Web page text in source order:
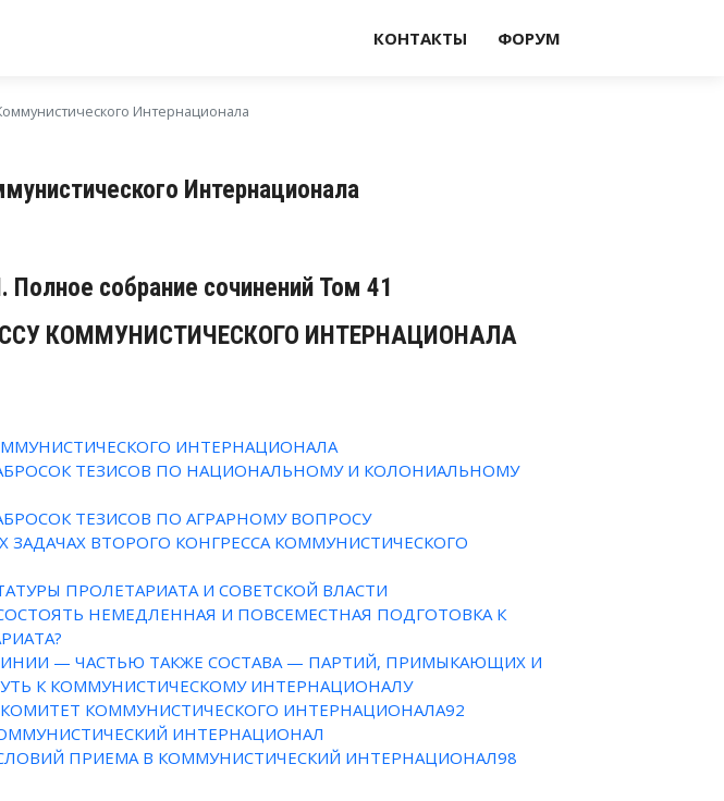
КОНТАКТЫ ФОРУМ
Интернационала
Интернационала
Полное собрание сочинений Том 41
КОММУНИСТИЧЕСКОГО ИНТЕРНАЦИОНАЛА
ИНТЕРНАЦИОНАЛА
ТЕЗИСОВ ПО НАЦИОНАЛЬНОМУ И КОЛОНИАЛЬНОМУ
ТЕЗИСОВ ПО АГРАРНОМУ ВОПРОСУ
ВТОРОГО КОНГРЕССА КОММУНИСТИЧЕСКОГО
ПРОЛЕТАРИАТА И СОВЕТСКОЙ ВЛАСТИ
НЕМЕДЛЕННАЯ И ПОВСЕМЕСТНАЯ ПОДГОТОВКА К
— ЧАСТЬЮ ТАКЖЕ СОСТАВА — ПАРТИЙ, ПРИМЫКАЮЩИХ И
К КОММУНИСТИЧЕСКОМУ ИНТЕРНАЦИОНАЛУ
КОММУНИСТИЧЕСКОГО ИНТЕРНАЦИОНАЛА92
ИНТЕРНАЦИОНАЛ
ПРИЕМА В КОММУНИСТИЧЕСКИЙ ИНТЕРНАЦИОНАЛ98